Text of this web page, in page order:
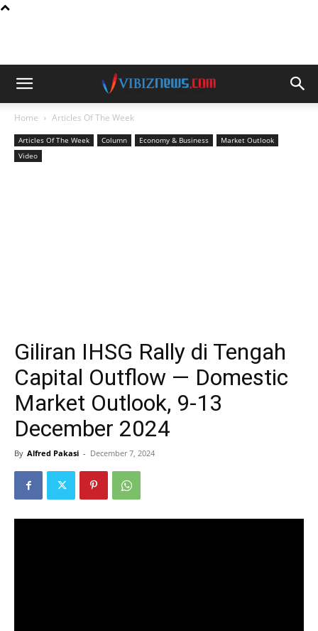
Home Articles Of The Week
Articles Of The Week Column Economy & Business
Market Outlook
Video
Giliran IHSG Rally di Tengah
Capital Outflow — Domestic
Market Outlook, 9-13
December 2024
By Alfred Pakasi - December 7, 2024